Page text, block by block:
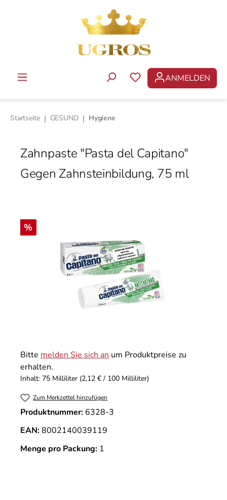
DU HAST 0
ANMELDEN
Startseite | GESUND | Hygiene
Zahnpaste "Pasta del Capitano"
Gegen Zahnsteinbildung, 75 ml
Rabatt
%
Bitte melden Sie sich an um Produktpreise zu
erhalten.
Inhalt: 75 Milliliter (2,12 € / 100 Milliliter)
Zum Merkzettel hinzufügen
Produktnummer: 6328-3
EAN:8002140039119
Menge pro Packung: 1